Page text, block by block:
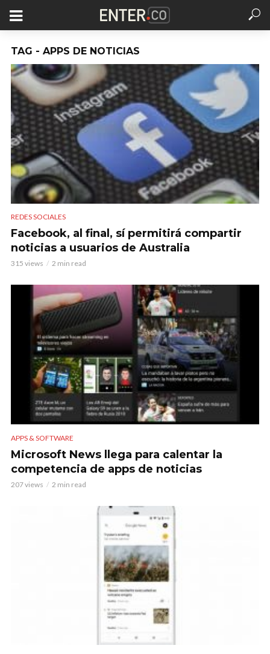
TAG - APPS DE NOTICIAS
REDES SOCIALES
Facebook, al final, sí permitirá compartir
noticias a usuarios de Australia
315 views 2 min read
APPS & SOFTWARE
Microsoft News llega para calentar la
competencia de apps de noticias
207 views 2 min read